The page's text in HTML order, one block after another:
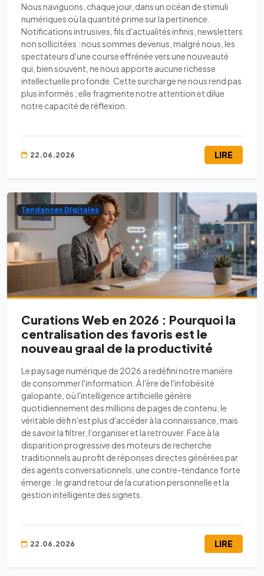
Nous naviguons, chaque jour, dans un océan de stimuli
numériques où la quantité prime sur la pertinence.
Notifications intrusives, fils d'actualités infinis, newsletters
non sollicitées : nous sommes devenus, malgré nous, les
spectateurs d'une course effrénée vers une nouveauté
qui, bien souvent, ne nous apporte aucune richesse
intellectuelle profonde. Cette surcharge ne nous rend pas
plus informés ; elle fragmente notre attention et dilue
notre capacité de réflexion.
22.06.2026 LIRE
Tendances Digitales
Curations Web en 2026 : Pourquoi la
centralisation des favoris est le
nouveau graal de la productivité
Le paysage numérique de 2026 a redéfini notre manière
de consommer l'information. À l'ère de l'infobésité
galopante, où l'intelligence artificielle génère
quotidiennement des millions de pages de contenu, le
véritable défi n'est plus d'accéder à la connaissance, mais
de savoir la filtrer, l'organiser et la retrouver. Face à la
disparition progressive des moteurs de recherche
traditionnels au profit de réponses directes générées par
des agents conversationnels, une contre-tendance forte
émerge : le grand retour de la curation personnelle et la
gestion intelligente des signets.
22.06.2026 LIRE